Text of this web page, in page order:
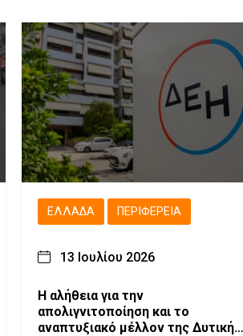
ΕΛΛΆΔΑ ΠΕΡΙΦΈΡΕΙΑ
13 Ιουλίου 2026
Η αλήθεια για την
απολιγνιτοποίηση και το
αναπτυξιακό μέλλον της Δυτικής